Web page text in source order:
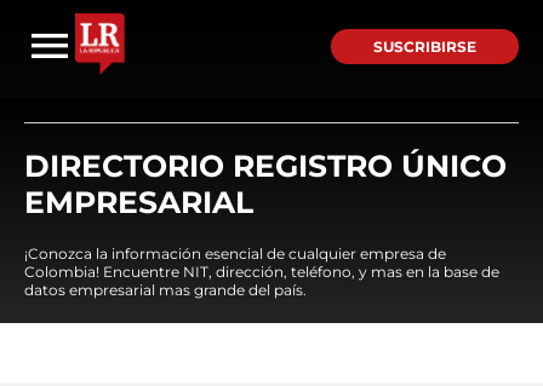
SUSCRIBIRSE
DIRECTORIO REGISTRO ÚNICO
EMPRESARIAL
¡Conozca la información esencial de cualquier empresa de
Colombia! Encuentre NIT, dirección, teléfono, y mas en la base de
datos empresarial mas grande del país.